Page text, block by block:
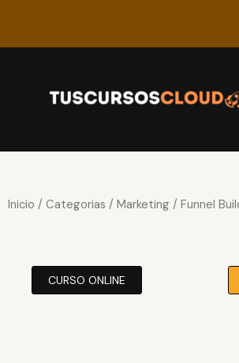
contenido
Inicio / Categorias / Marketing / Funnel
CURSO ONLINE